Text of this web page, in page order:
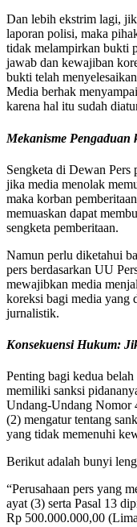
Dan lebih ekstrim lagi,
laporan polisi, maka
tidak melampirkan bukti
jawab dan kewajiban
bukti telah
Media berhak
karena hal itu sudah
Mekanisme Pengaduan
Sengketa di Dewan Pers
jika media menolak
maka korban
memuaskan dapat
sengketa pemberitaan.
Namun perlu diketahui
pers berdasarkan UU
mewajibkan media
koreksi bagi media yang
jurnalistik.
Konsekuensi Hukum:
Penting bagi kedua
memiliki sanksi
Undang-Undang Nomor
(2) mengatur tentang
yang tidak memenuhi
Berikut adalah bunyi
“Perusahaan pers yang
ayat (3) serta Pasal 13
Rp 500.000.000,00